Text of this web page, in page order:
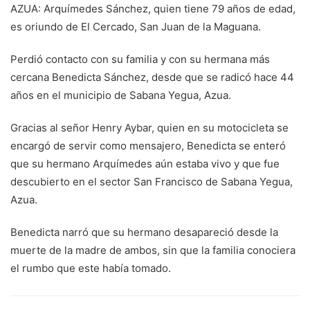
AZUA: Arquímedes Sánchez, quien tiene 79 años de edad,
es oriundo de El Cercado, San Juan de la Maguana.
Perdió contacto con su familia y con su hermana más
cercana Benedicta Sánchez, desde que se radicó hace 44
años en el municipio de Sabana Yegua, Azua.
Gracias al señor Henry Aybar, quien en su motocicleta se
encargó de servir como mensajero, Benedicta se enteró
que su hermano Arquímedes aún estaba vivo y que fue
descubierto en el sector San Francisco de Sabana Yegua,
Azua.
Benedicta narró que su hermano desapareció desde la
muerte de la madre de ambos, sin que la familia conociera
el rumbo que este había tomado.